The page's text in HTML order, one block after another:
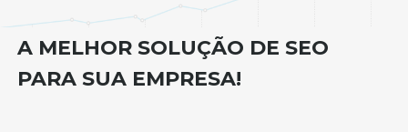
A MELHOR SOLUÇÃO DE SEO
PARA SUA EMPRESA!